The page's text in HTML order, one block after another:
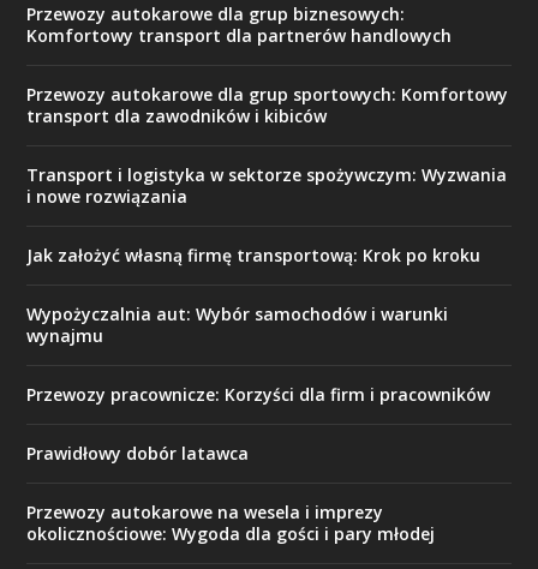
Przewozy autokarowe dla grup biznesowych:
Komfortowy transport dla partnerów handlowych
Przewozy autokarowe dla grup sportowych: Komfortowy
transport dla zawodników i kibiców
Transport i logistyka w sektorze spożywczym: Wyzwania
i nowe rozwiązania
Jak założyć własną firmę transportową: Krok po kroku
Wypożyczalnia aut: Wybór samochodów i warunki
wynajmu
Przewozy pracownicze: Korzyści dla firm i pracowników
Prawidłowy dobór latawca
Przewozy autokarowe na wesela i imprezy
okolicznościowe: Wygoda dla gości i pary młodej